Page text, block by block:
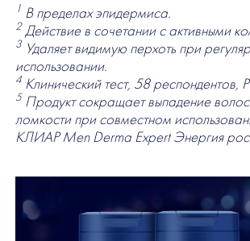
1 В пределах эпидермиса.
2Действие в сочетании с активными
3Удаляет видимую перхоть при
использовании.
4Клинический тест, 58 респондентов,
5Продукт сокращает выпадение
ломкости при совместном
КЛИАР Men Derma Expert Энергия